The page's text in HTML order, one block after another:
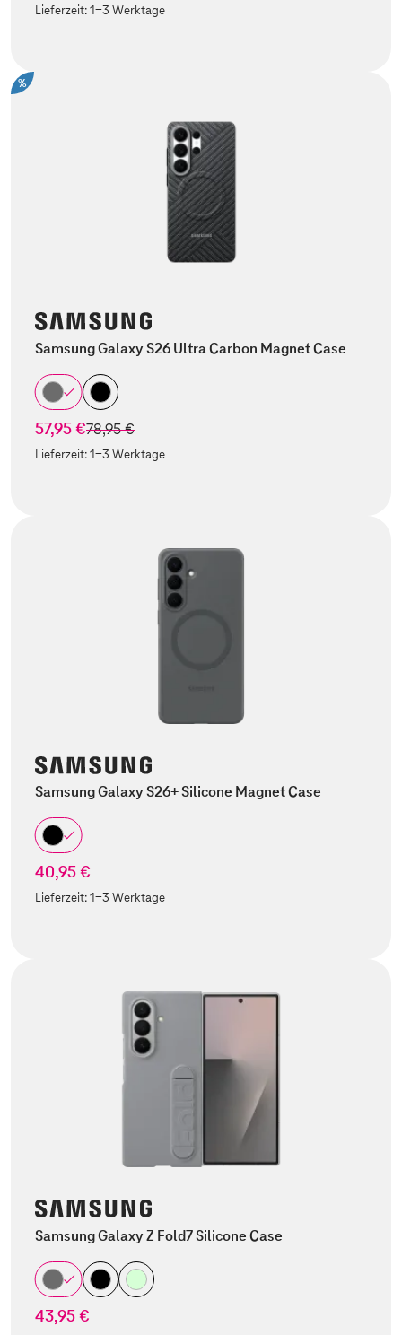
Lieferzeit:1-3 Werktage
%
Samsung Galaxy S26 Ultra Carbon Magnet Case
57,95 €statt
78,95 €
Lieferzeit:1-3 Werktage
Samsung Galaxy S26+ Silicone Magnet Case
40,95 €
Lieferzeit:1-3 Werktage
Samsung Galaxy Z Fold7 Silicone Case
43,95 €